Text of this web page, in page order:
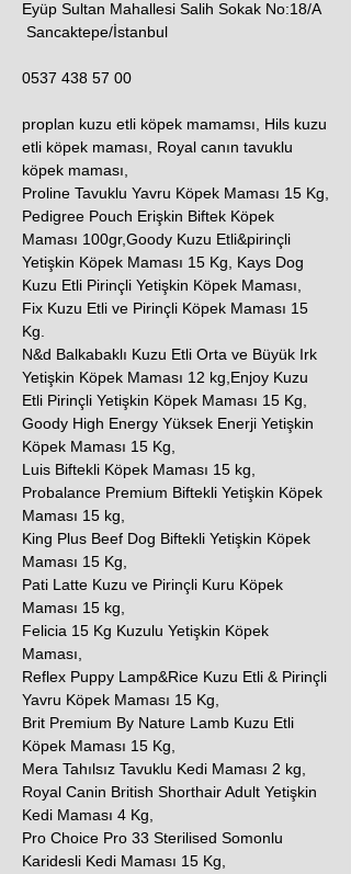
Eyüp Sultan Mahallesi Salih Sokak No:18/A
Sancaktepe/İstanbul
0537 438 57 00
proplan kuzu etli köpek mamamsı, Hils kuzu
etli köpek maması, Royal canın tavuklu
köpek maması,
Proline Tavuklu Yavru Köpek Maması 15 Kg,
Pedigree Pouch Erişkin Biftek Köpek
Maması 100gr,Goody Kuzu Etli&pirinçli
Yetişkin Köpek Maması 15 Kg, Kays Dog
Kuzu Etli Pirinçli Yetişkin Köpek Maması,
Fix Kuzu Etli ve Pirinçli Köpek Maması 15
Kg.
N&d Balkabaklı Kuzu Etli Orta ve Büyük Irk
Yetişkin Köpek Maması 12 kg,Enjoy Kuzu
Etli Pirinçli Yetişkin Köpek Maması 15 Kg,
Goody High Energy Yüksek Enerji Yetişkin
Köpek Maması 15 Kg,
Luis Biftekli Köpek Maması 15 kg,
Probalance Premium Biftekli Yetişkin Köpek
Maması 15 kg,
King Plus Beef Dog Biftekli Yetişkin Köpek
Maması 15 Kg,
Pati Latte Kuzu ve Pirinçli Kuru Köpek
Maması 15 kg,
Felicia 15 Kg Kuzulu Yetişkin Köpek
Maması,
Reflex Puppy Lamp&Rice Kuzu Etli & Pirinçli
Yavru Köpek Maması 15 Kg,
Brit Premium By Nature Lamb Kuzu Etli
Köpek Maması 15 Kg,
Mera Tahılsız Tavuklu Kedi Maması 2 kg,
Royal Canin British Shorthair Adult Yetişkin
Kedi Maması 4 Kg,
Pro Choice Pro 33 Sterilised Somonlu
Karidesli Kedi Maması 15 Kg,